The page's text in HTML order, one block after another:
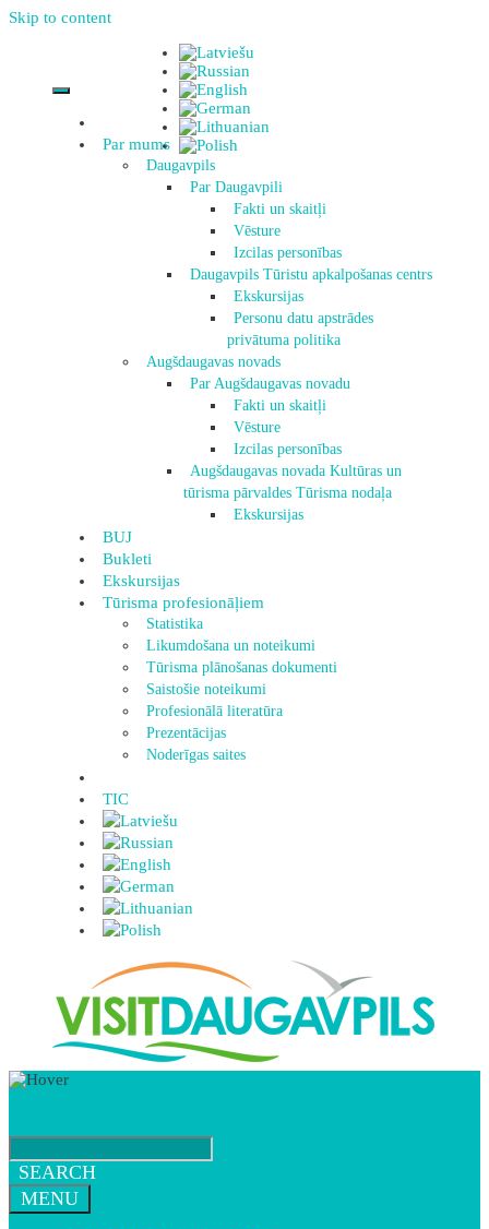
Skip to content
Par mums
Daugavpils
Par Daugavpili
Fakti un skaitļi
Vēsture
Izcilas personības
Daugavpils Tūristu apkalpošanas centrs
Ekskursijas
Personu datu apstrādes
privātuma politika
Augšdaugavas novads
Par Augšdaugavas novadu
Fakti un skaitļi
Vēsture
Izcilas personības
Augšdaugavas novada Kultūras un
tūrisma pārvaldes Tūrisma nodaļa
Ekskursijas
BUJ
Bukleti
Ekskursijas
Tūrisma profesionāļiem
Statistika
Likumdošana un noteikumi
Tūrisma plānošanas dokumenti
Saistošie noteikumi
Profesionālā literatūra
Prezentācijas
Noderīgas saites
TIC
SEARCH
MENU